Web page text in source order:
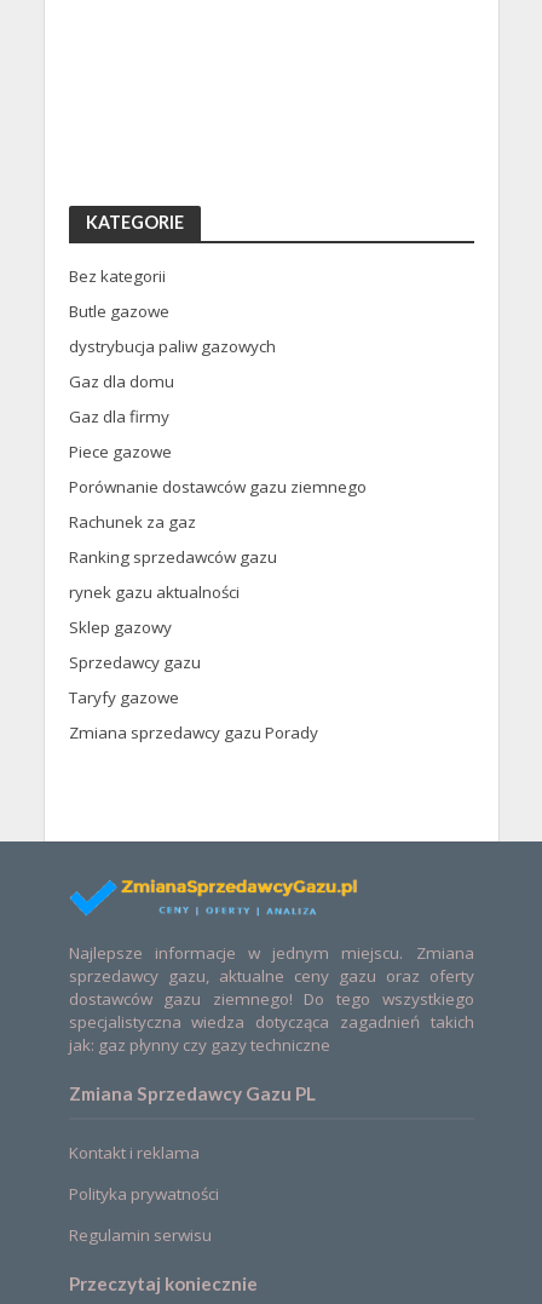
KATEGORIE
Bez kategorii
Butle gazowe
dystrybucja paliw gazowych
Gaz dla domu
Gaz dla firmy
Piece gazowe
Porównanie dostawców gazu ziemnego
Rachunek za gaz
Ranking sprzedawców gazu
rynek gazu aktualności
Sklep gazowy
Sprzedawcy gazu
Taryfy gazowe
Zmiana sprzedawcy gazu Porady
Najlepsze informacje w jednym miejscu. Zmiana
sprzedawcy gazu, aktualne ceny gazu oraz oferty
dostawców gazu ziemnego! Do tego wszystkiego
specjalistyczna wiedza dotycząca zagadnień takich
jak: gaz płynny czy gazy techniczne
Zmiana Sprzedawcy Gazu PL
Kontakt i reklama
Polityka prywatności
Regulamin serwisu
Przeczytaj koniecznie